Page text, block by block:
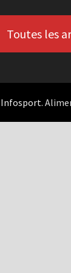
Toutes les
Infosport.